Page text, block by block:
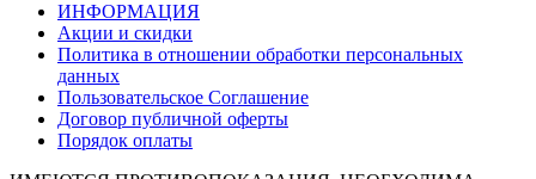
ИНФОРМАЦИЯ
Акции и скидки
Политика в отношении обработки персональных
данных
Пользовательское Соглашение
Договор публичной оферты
Порядок оплаты